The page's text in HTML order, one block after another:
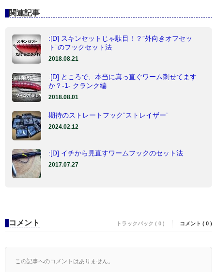
関連記事
:[D] スキンセットじゃ駄目！？”外向きオフセッ
ト”のフックセット法
2018.08.21
:[D] ところで、本当に真っ直ぐワーム刺せてます
か？-1- クランク編
2018.08.01
期待のストレートフック”ストレイザー”
2024.02.12
:[D] イチから見直すワームフックのセット法
2017.07.27
コメント トラックバック ( 0 ) コメント ( 0 )
この記事へのコメントはありません。